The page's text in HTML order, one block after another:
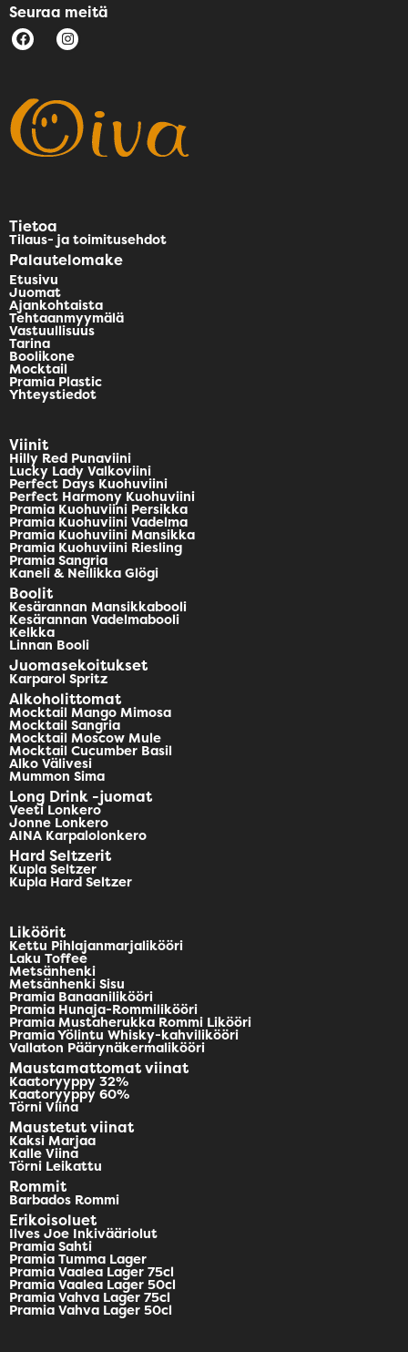
Seuraa meitä
Tietoa
Tilaus- ja toimitusehdot
Palautelomake
Etusivu
Juomat
Ajankohtaista
Tehtaanmyymälä
Vastuullisuus
Tarina
Boolikone
Mocktail
Pramia Plastic
Yhteystiedot
Viinit
Hilly Red Punaviini
Lucky Lady Valkoviini
Perfect Days Kuohuviini
Perfect Harmony Kuohuviini
Pramia Kuohuviini Persikka
Pramia Kuohuviini Vadelma
Pramia Kuohuviini Mansikka
Pramia Kuohuviini Riesling
Pramia Sangria
Kaneli & Neilikka Glögi
Boolit
Kesärannan Mansikkabooli
Kesärannan Vadelmabooli
Kelkka
Linnan Booli
Juomasekoitukset
Karparol Spritz
Alkoholittomat
Mocktail Mango Mimosa
Mocktail Sangria
Mocktail Moscow Mule
Mocktail Cucumber Basil
Alko Välivesi
Mummon Sima
Long Drink -juomat
Veeti Lonkero
Jonne Lonkero
AINA Karpalolonkero
Hard Seltzerit
Kupla Seltzer
Kupla Hard Seltzer
Liköörit
Kettu Pihlajanmarjalikööri
Laku Toffee
Metsänhenki
Metsänhenki Sisu
Pramia Banaanilikööri
Pramia Hunaja-Rommilikööri
Pramia Mustaherukka Rommi Likööri
Pramia Yölintu Whisky-kahvilikööri
Vallaton Päärynäkermalikööri
Maustamattomat viinat
Kaatoryyppy 32%
Kaatoryyppy 60%
Törni Viina
Maustetut viinat
Kaksi Marjaa
Kalle Viina
Törni Leikattu
Rommit
Barbados Rommi
Erikoisoluet
Ilves Joe Inkivääriolut
Pramia Sahti
Pramia Tumma Lager
Pramia Vaalea Lager 75cl
Pramia Vaalea Lager 50cl
Pramia Vahva Lager 75cl
Pramia Vahva Lager 50cl